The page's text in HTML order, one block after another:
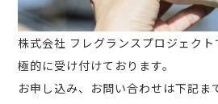
株式会社 フレグランスプロジェク
極的に受け付けております。
お申し込み、お問い合わせは下記ま